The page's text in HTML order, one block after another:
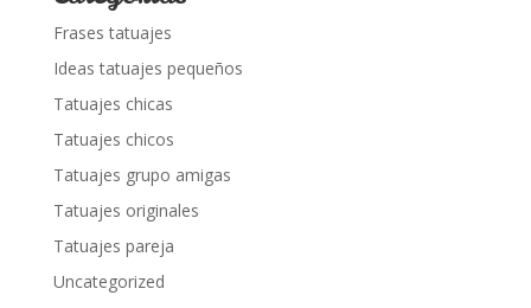
Frases tatuajes
Ideas tatuajes pequeños
Tatuajes chicas
Tatuajes chicos
Tatuajes grupo amigas
Tatuajes originales
Tatuajes pareja
Uncategorized